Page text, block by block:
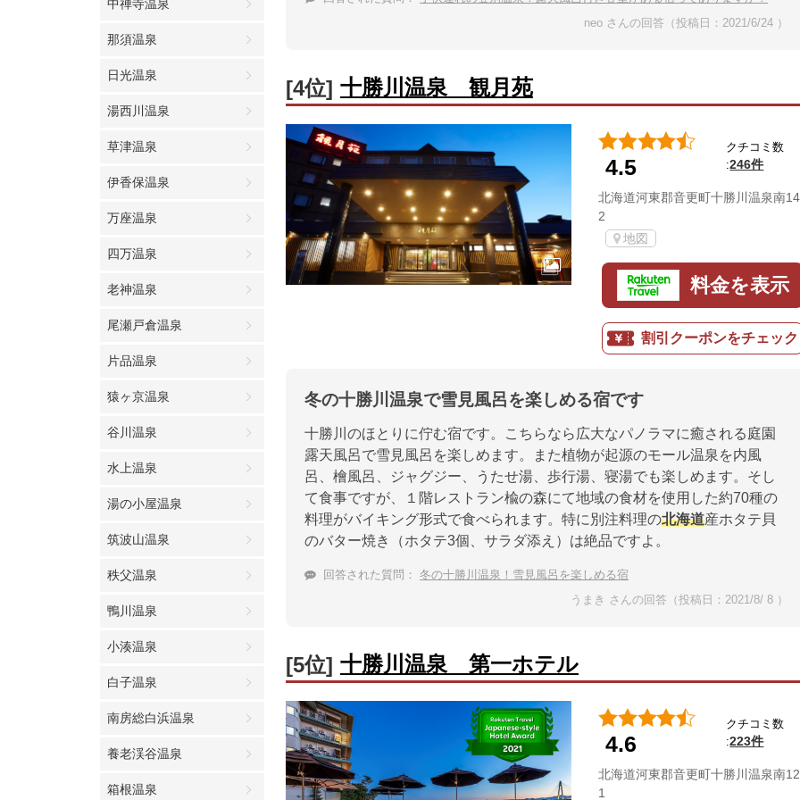
中禅寺温泉
那須温泉
日光温泉
湯西川温泉
草津温泉
伊香保温泉
万座温泉
四万温泉
老神温泉
尾瀬戸倉温泉
片品温泉
猿ヶ京温泉
谷川温泉
水上温泉
湯の小屋温泉
筑波山温泉
秩父温泉
鴨川温泉
小湊温泉
白子温泉
南房総白浜温泉
養老渓谷温泉
箱根温泉
neo さんの回答（投稿日：2021/6/24 ）
[4位] 十勝川温泉 観月苑
4.5
クチコミ数
:246件
北海道河東郡音更町十勝川温泉南
2
地図
料金を表示
割引クーポンをチェック
冬の十勝川温泉で雪見風呂を楽しめる宿です
十勝川のほとりに佇む宿です。こちらなら広大なパノラマに癒される庭園
露天風呂で雪見風呂を楽しめます。また植物が起源のモール温泉を内風
呂、檜風呂、ジャグジー、うたせ湯、歩行湯、寝湯でも楽しめます。そし
て食事ですが、１階レストラン楡の森にて地域の食材を使用した約70種の
料理がバイキング形式で食べられます。特に別注料理の北海道産ホタテ貝
のバター焼き（ホタテ3個、サラダ添え）は絶品ですよ。
回答された質問： 冬の十勝川温泉！雪見風呂を楽しめる宿
うまき さんの回答（投稿日：2021/8/ 8 ）
[5位] 十勝川温泉 第一ホテル
4.6
クチコミ数
:223件
北海道河東郡音更町十勝川温泉南
1